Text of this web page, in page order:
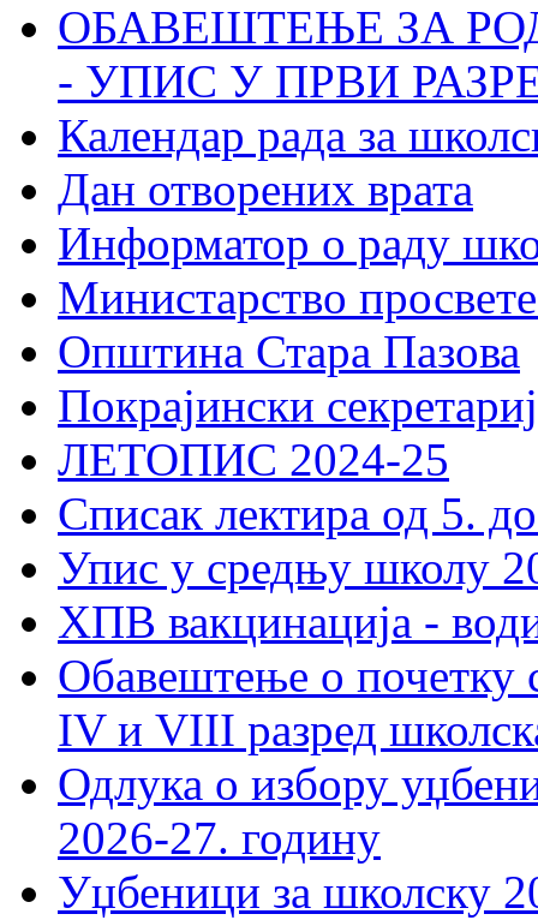
ОБАВЕШТЕЊЕ ЗА
- УПИС У ПРВИ
Календар рада за
Дан отворених врата
Информатор о раду
Министарство
Општина Стара Пазова
Покрајински
ЛЕТОПИС 2024-25
Списак лектира од 5.
Упис у средњу школу
ХПВ вакцинација -
Обавештење о почетку
IV и VIII разред
Одлука о избору
2026-27. годину
Уџбеници за школску